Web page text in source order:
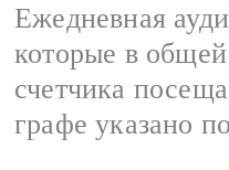
Ежедневная
которые в
счетчика
графе указано